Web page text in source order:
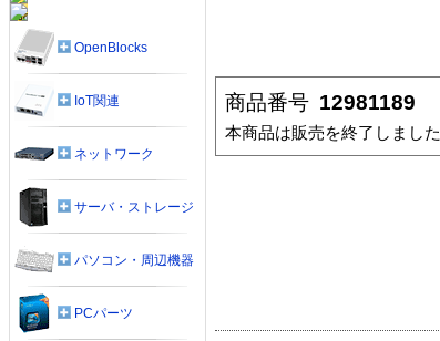
商品番号 12981189
本商品は販売を終了しました
OpenBlocks
IoT関連
ネットワーク
サーバ・ストレージ
パソコン・周辺機器
PCパーツ